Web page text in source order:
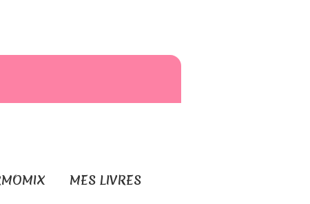
MES LIVRES